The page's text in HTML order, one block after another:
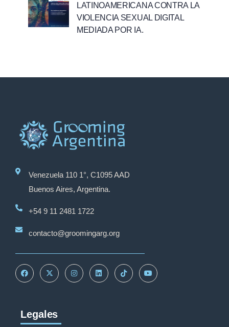
LATINOAMERICANA CONTRA LA
VIOLENCIA SEXUAL DIGITAL
MEDIADA POR IA.
Venezuela 110 1°, C1095 AAD
Buenos Aires, Argentina.
+54 9 11 2481 1722
contacto@groomingarg.org
Legales